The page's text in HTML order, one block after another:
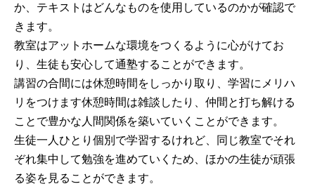
か、テキストはどんなものを使用しているのかが確認で
きます。
教室はアットホームな環境をつくるように心がけてお
り、生徒も安心して通塾することができます。
講習の合間には休憩時間をしっかり取り、学習にメリハ
リをつけます休憩時間は雑談したり、仲間と打ち解ける
ことで豊かな人間関係を築いていくことができます。
生徒一人ひとり個別で学習するけれど、同じ教室でそれ
ぞれ集中して勉強を進めていくため、ほかの生徒が頑張
る姿を見ることができます。